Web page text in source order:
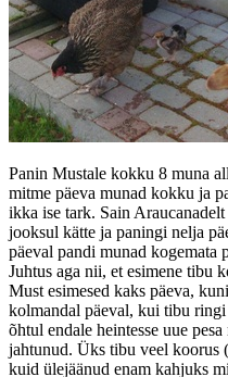
Panin Mustale kokku 8 muna
mitme päeva munad kokku ja
ikka ise tark. Sain
jooksul kätte ja paningi nelja
päeval pandi munad kogemata
Juhtus aga nii, et esimene tibu
Must esimesed kaks päeva,
kolmandal päeval, kui tibu ringi
õhtul endale heintesse uue
jahtunud. Üks tibu veel koorus
kuid ülejäänud enam kahjuks